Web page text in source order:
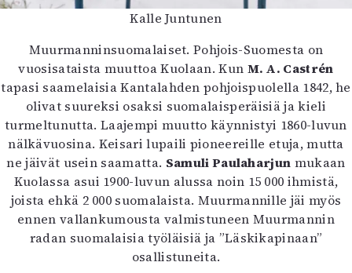
Kalle Juntunen
Muurmanninsuomalaiset. Pohjois-Suomesta on
vuosisataista muuttoa Kuolaan. Kun M. A. Castrén
tapasi saamelaisia Kantalahden pohjoispuolella 1842, he
olivat suureksi osaksi suomalaisperäisiä ja kieli
turmeltunutta. Laajempi muutto käynnistyi 1860-luvun
nälkävuosina. Keisari lupaili pioneereille etuja, mutta
ne jäivät usein saamatta. Samuli Paulaharjun mukaan
Kuolassa asui 1900-luvun alussa noin 15 000 ihmistä,
joista ehkä 2 000 suomalaista. Muurmannille jäi myös
ennen vallankumousta valmistuneen Muurmannin
radan suomalaisia työläisiä ja ”Läskikapinaan”
osallistuneita.